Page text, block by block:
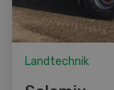
Landtechnik